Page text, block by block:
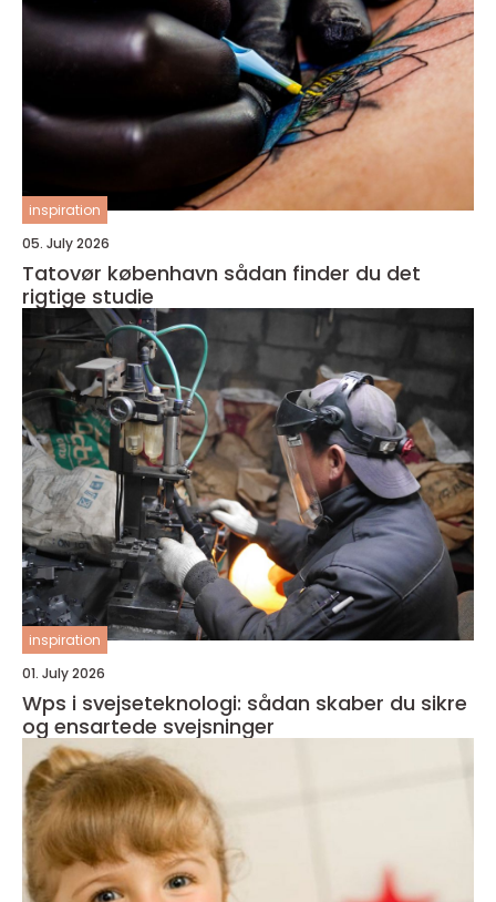
inspiration
05. July 2026
Tatovør københavn sådan finder du det
rigtige studie
inspiration
01. July 2026
Wps i svejseteknologi: sådan skaber du sikre
og ensartede svejsninger